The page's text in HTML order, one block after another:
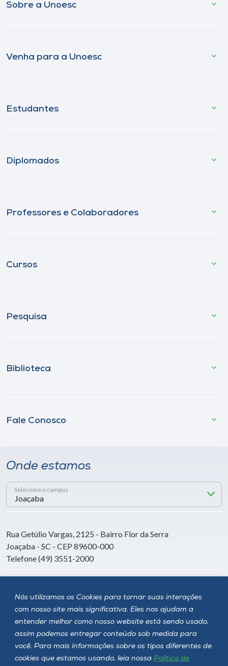
Nós utilizamos os Cookies para tornar suas interações
com nosso site mais significativa. Eles nos ajudam a
entender melhor como nosso website está sendo usado,
assim podemos entregar conteúdo sob medida para
você. Para mais informações sobre os tipos diferentes de
cookies que estamos usando, leia nossa Política de
Sobre a Unoesc
Venha para a Unoesc
Estudantes
Diplomados
Professores e Colaboradores
Cursos
Pesquisa
Biblioteca
Fale Conosco
Onde estamos
Selecione o campus
Rua Getúlio Vargas, 2125 - Bairro Flor da Serra
Joaçaba - SC - CEP 89600-000
Telefone (49) 3551-2000
Siga a Unoesc